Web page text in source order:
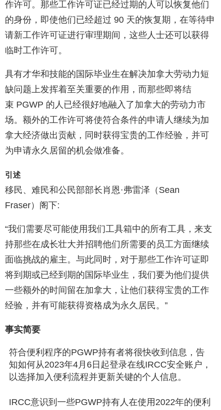
作许可。那些工作许可证已经过期的人可以恢复他们
的身份，即使他们已经超过 90 天的恢复期，在等待申
请新工作许可证进行审理期间，这些人士还可以获得
临时工作许可。
具有才华和技能的国际毕业生在解决加拿大劳动力短
缺问题上发挥着至关重要的作用，而那些即将结
束 PGWP 的人已经很好地融入了加拿大的劳动力市
场。额外的工作许可将使符合条件的申请人继续为加
拿大经济做出贡献，同时获得宝贵的工作经验，并可
为申请永久居留的机会做准备。
引述
移民、难民和公民部部长肖恩·弗雷泽（Sean
Fraser）阁下:
“我们需要尽可能使用我们工具箱中的所有工具，来支
持那些在成长壮大并招聘他们所需要的员工方面继续
面临挑战的雇主。与此同时，对于那些工作许可证即
将到期或已经到期的国际毕业生，我们要为他们提供
一些额外的时间留在加拿大，让他们获得宝贵的工作
经验，并有可能获得资格成为永久居民。”
事实简要
符合便利程序的PGWP持有者将很快收到信息，告
知如何从2023年4月6日起登录在线IRCC安全账户，
以选择加入便利流程并更新关键的个人信息。
IRCC意识到一些PGWP持有人在使用2022年的便利